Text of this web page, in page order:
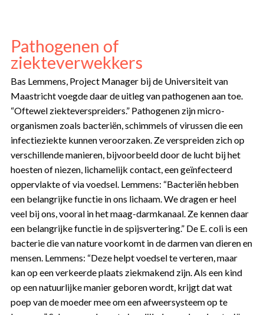
Pathogenen of
ziekteverwekkers
Bas Lemmens, Project Manager bij de Universiteit van
Maastricht voegde daar de uitleg van pathogenen aan toe.
“Oftewel ziekteverspreiders.” Pathogenen zijn micro-
organismen zoals bacteriën, schimmels of virussen die een
infectieziekte kunnen veroorzaken. Ze verspreiden zich op
verschillende manieren, bijvoorbeeld door de lucht bij het
hoesten of niezen, lichamelijk contact, een geïnfecteerd
oppervlakte of via voedsel. Lemmens: “Bacteriën hebben
een belangrijke functie in ons lichaam. We dragen er heel
veel bij ons, vooral in het maag-darmkanaal. Ze kennen daar
een belangrijke functie in de spijsvertering.” De E. coli is een
bacterie die van nature voorkomt in de darmen van dieren en
mensen. Lemmens: “Deze helpt voedsel te verteren, maar
kan op een verkeerde plaats ziekmakend zijn. Als een kind
op een natuurlijke manier geboren wordt, krijgt dat wat
poep van de moeder mee om een afweersysteem op te